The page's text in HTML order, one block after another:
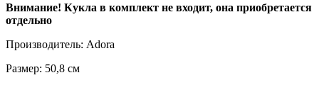
Внимание! Кукла в комплект не входит, она приобретается
отдельно
Производитель: Adora
Размер: 50,8 см